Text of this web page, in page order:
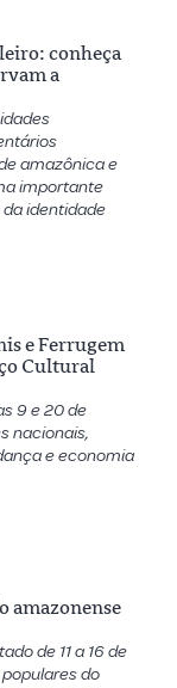
conheça
a
amazônica e
importante
identidade
e Ferrugem
Cultural
9 e 20 de
nacionais,
e economia
amazonense
de 11 a 16 de
do